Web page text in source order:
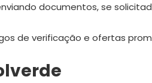
documentos, se
de verificação e ofertas